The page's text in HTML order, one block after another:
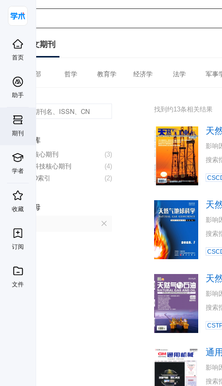
首页
助手
期刊
学者
收藏
订阅
文件
中文期刊
全部 哲学 教育学 经济学 法学 军事
数据库
(3)
北大核心期刊
(4)
中国科技核心期刊
(2)
CSCD索引
首字母
找到约13条相关结果
天
影响
搜索
天
影响
搜索
天
影响
搜索
通
影响
搜索